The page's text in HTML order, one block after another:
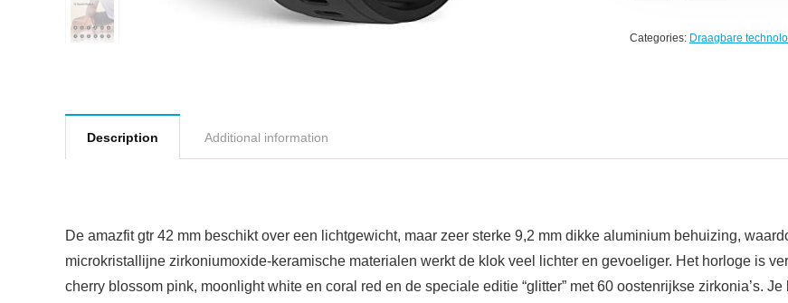
Categories: Draagbare
Description Additional information
De amazfit gtr 42 mm beschikt over een lichtgewicht, maar zeer sterke 9,2 mm dikke aluminium behuizing,
microkristallijne zirkoniumoxide-keramische materialen werkt de klok veel lichter en gevoeliger. Het horloge is
cherry blossom pink, moonlight white en coral red en de speciale editie “glitter” met 60 oostenrijkse zirkonia’s.